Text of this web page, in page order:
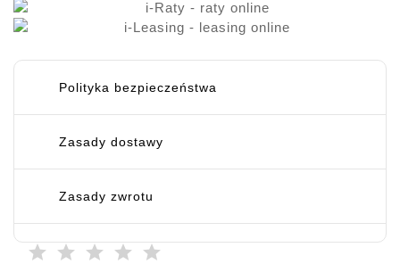
Polityka bezpieczeństwa
Zasady dostawy
Zasady zwrotu